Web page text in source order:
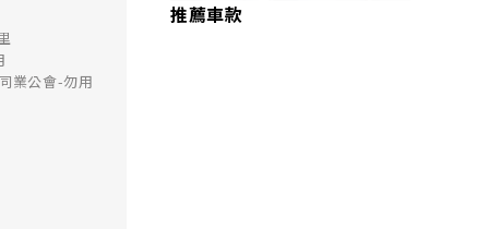
業公會-勿用
推薦車款